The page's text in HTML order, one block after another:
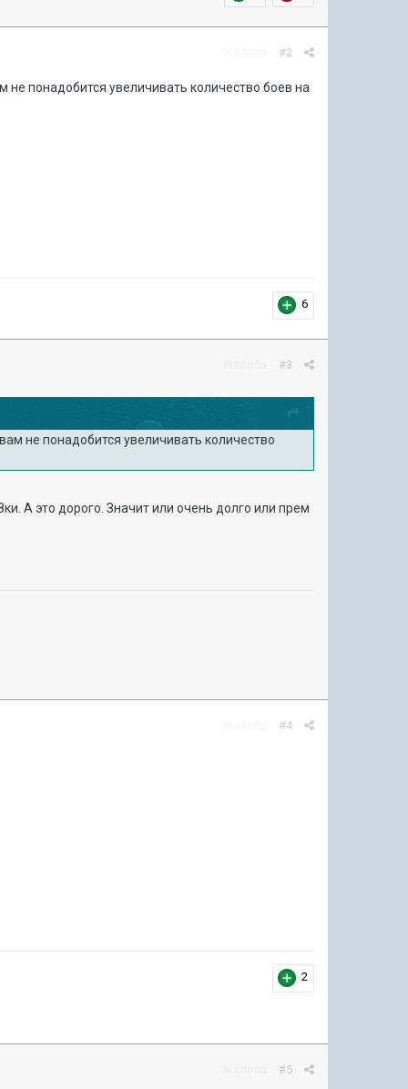
#2
не понадобится увеличивать количество боев на
6
#3
не понадобится увеличивать количество
А это дорого. Значит или очень долго или прем
#4
2
#5